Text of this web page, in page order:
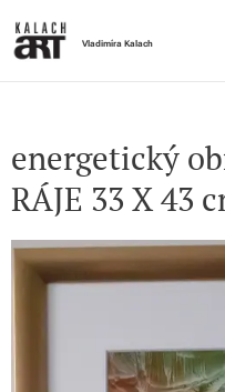
Vladimíra Kalach
energetický
RÁJE 33 X 43